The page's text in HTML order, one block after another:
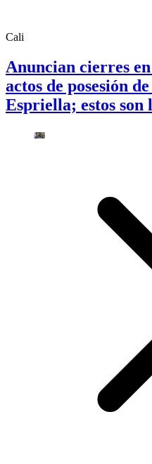
Cali
Anuncian cierres
actos de posesión
Espriella; estos son